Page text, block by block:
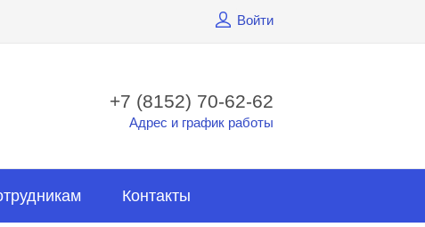
Войти
+7 (8152) 70-62-62
Адрес и график работы
Контакты